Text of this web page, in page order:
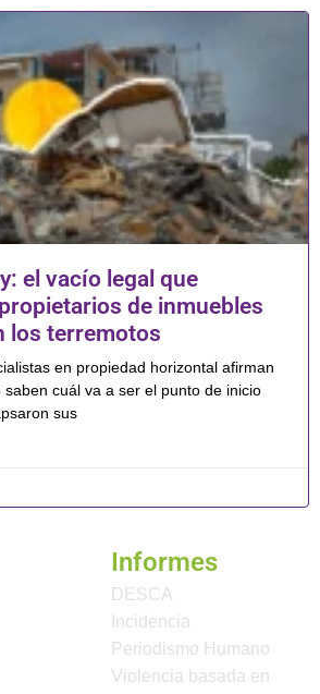
el vacío legal que
de inmuebles
los terremotos
en propiedad horizontal afirman
cuál va a ser el punto de inicio
sus
Informes
DESCA
Incidencia
Periodismo Humano
Violencia basada en